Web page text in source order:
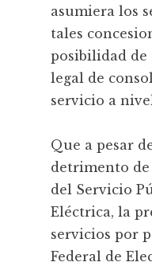
asumiera los
tales
posibilidad
legal de
servicio a
Que a pesar
detrimento
del Servicio
Eléctrica, la
servicios por
Federal de